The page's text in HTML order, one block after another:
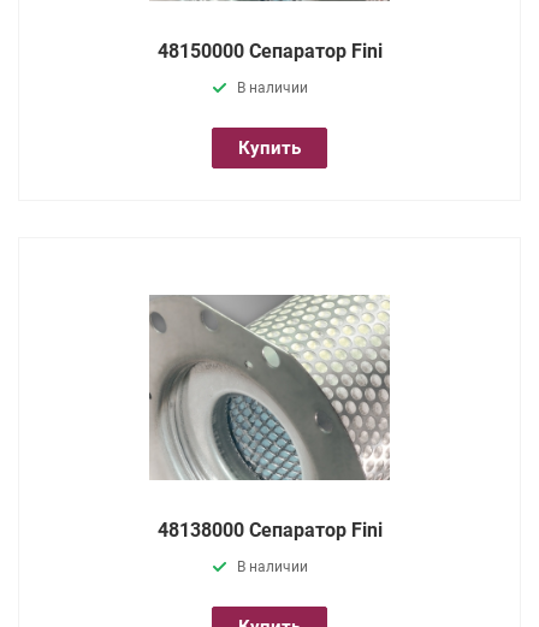
48150000 Сепаратор Fini
В наличии
Купить
48138000 Сепаратор Fini
В наличии